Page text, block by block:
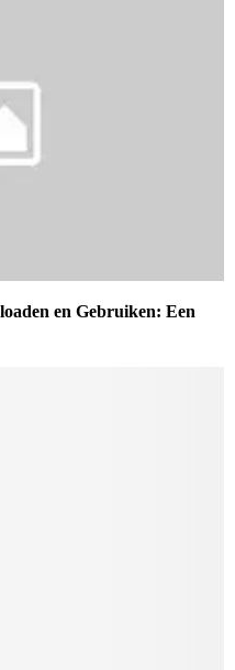
en Gebruiken: Een